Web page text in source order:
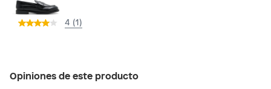
4 (1)
Opiniones de este producto